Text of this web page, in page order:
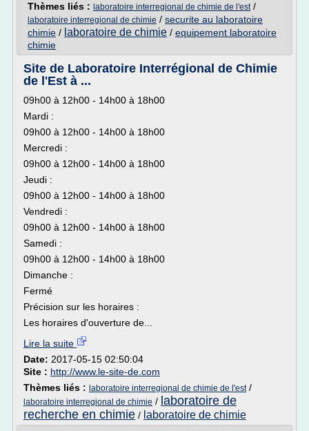
Thèmes liés : laboratoire interregional de chimie de l'est/
laboratoire interregional de chimie / securite au laboratoire
chimie / laboratoire de chimie / equipement laboratoire
chimie
Site de Laboratoire Interrégional de Chimie
de l'Est à ...
09h00 à 12h00 - 14h00 à 18h00
Mardi :
09h00 à 12h00 - 14h00 à 18h00
Mercredi :
09h00 à 12h00 - 14h00 à 18h00
Jeudi :
09h00 à 12h00 - 14h00 à 18h00
Vendredi :
09h00 à 12h00 - 14h00 à 18h00
Samedi :
09h00 à 12h00 - 14h00 à 18h00
Dimanche :
Fermé
Précision sur les horaires :
Les horaires d'ouverture de...
Lire la suite
Date: 2017-05-15 02:50:04
Site : http://www.le-site-de.com
Thèmes liés : laboratoire interregional de chimie de l'est/
laboratoire interregional de chimie / laboratoire de
recherche en chimie / laboratoire de chimie